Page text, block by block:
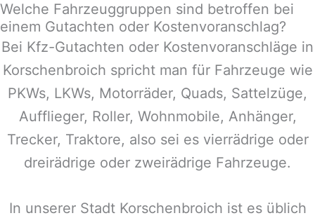
Welche Fahrzeuggruppen sind betroffen bei
einem Gutachten oder Kostenvoranschlag?
Bei Kfz-Gutachten oder Kostenvoranschläge in
Korschenbroich spricht man für Fahrzeuge wie
PKWs, LKWs, Motorräder, Quads, Sattelzüge,
Aufflieger, Roller, Wohnmobile, Anhänger,
Trecker, Traktore, also sei es vierrädrige oder
dreirädrige oder zweirädrige Fahrzeuge.
In unserer Stadt Korschenbroich ist es üblich